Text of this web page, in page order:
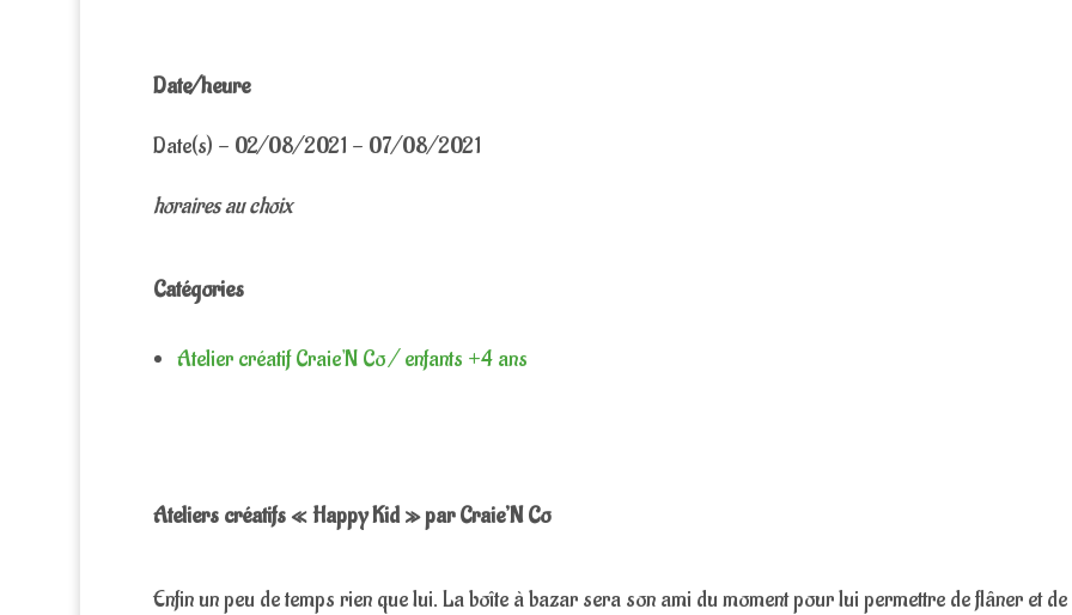
Date/heure
Date(s) - 02/08/2021 - 07/08/2021
horaires au choix
Catégories
Atelier créatif Craie'N Co / enfants +4 ans
Ateliers créatifs « Happy Kid » par Craie’N Co
Enfin un peu de temps rien que lui. La boîte à bazar sera son ami du moment pour lui permettre de flâner et